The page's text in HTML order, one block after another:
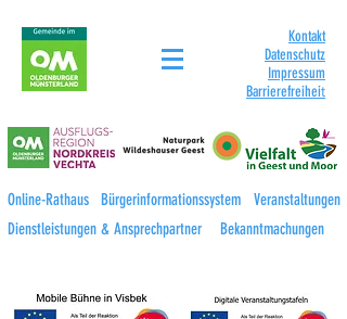
Kontakt
Datenschutz
Impressum
Barrierefreiheit
Online-Rathaus Bürgerinformationssystem
Veranstaltungen
Dienstleistungen & Ansprechpartner
Bekanntmachungen